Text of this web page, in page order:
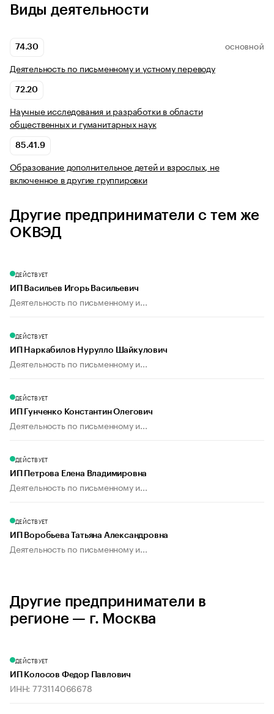
Виды деятельности
74.30 ОСНОВНОЙ
Деятельность по письменному и устному переводу
72.20
Научные исследования и разработки в области
общественных и гуманитарных наук
85.41.9
Образование дополнительное детей и взрослых, не
включенное в другие группировки
Другие предприниматели с тем же
ОКВЭД
ДЕЙСТВУЕТ
ИП Васильев Игорь Васильевич
Деятельность по письменному и...
ДЕЙСТВУЕТ
ИП Наркабилов Нурулло Шайкулович
Деятельность по письменному и...
ДЕЙСТВУЕТ
ИП Гунченко Константин Олегович
Деятельность по письменному и...
ДЕЙСТВУЕТ
ИП Петрова Елена Владимировна
Деятельность по письменному и...
ДЕЙСТВУЕТ
ИП Воробьева Татьяна Александровна
Деятельность по письменному и...
Другие предприниматели в
регионе — г. Москва
ДЕЙСТВУЕТ
ИП Колосов Федор Павлович
ИНН: 773114066678